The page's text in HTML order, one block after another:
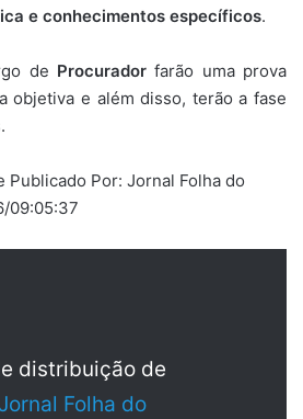
e conhecimentos específicos.
de Procuradorfarão uma prova
objetiva e além disso, terão a fase
Publicado Por: Jornal Folha do
09:05:37
distribuição de
Jornal Folha do